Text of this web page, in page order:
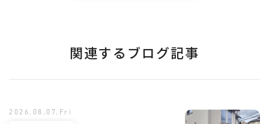
関連するブログ記事
2026.08.07.Fri